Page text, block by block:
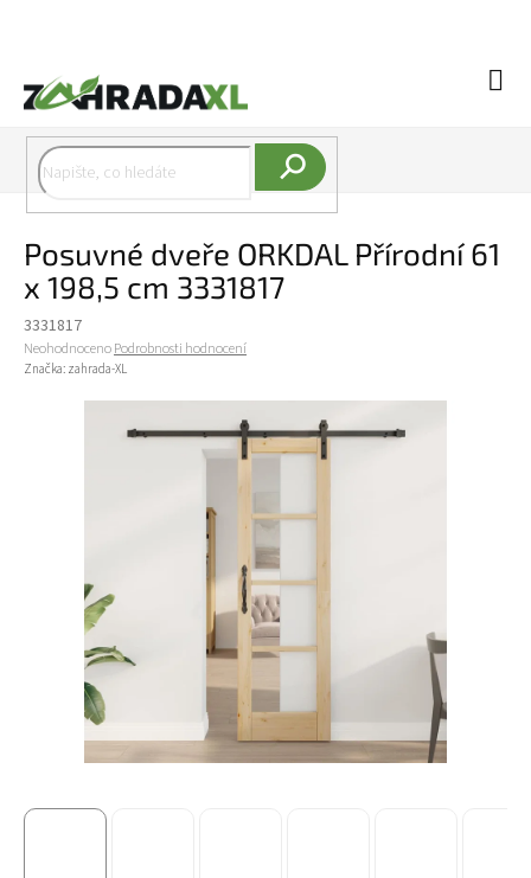
Posuvné dveře ORKDAL Přírodní 61
x 198,5 cm 3331817
3331817
Průměrné hodnocení produktu je 0,0 z 5 hvězdiček.
NeohodnocenoPodrobnosti hodnocení
Značka: zahrada-XL